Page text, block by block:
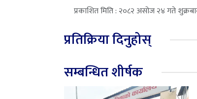
प्रकाशित मिति : २०८२ असोज २४ गते
प्रतिक्रिया दिनुहोस्
सम्बन्धित शीर्षक